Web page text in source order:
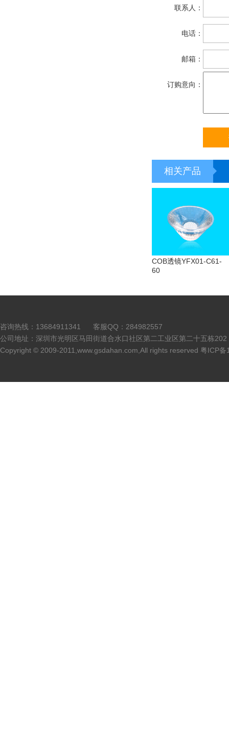
联系人：
电话：
邮箱：
订购意向：
相关产品
COB透镜YFX01-C61-
60
咨询热线：13684911341 客服QQ：284982557
公司地址：深圳市光明区马田街道合水口社区第二工业区第二十五栋
Copyright © 2009-2011,www.gsdahan.com,All rights reserved 粤ICP